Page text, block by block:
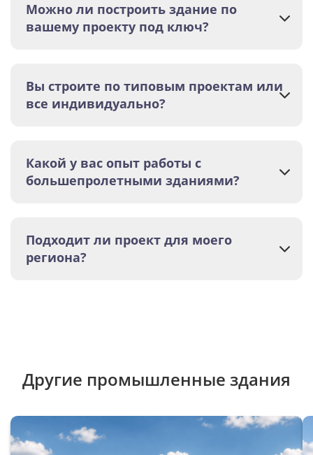
Можно ли построить здание по
вашему проекту под ключ?
Вы строите по типовым проектам или
все индивидуально?
Какой у вас опыт работы с
большепролетными зданиями?
Подходит ли проект для моего
региона?
Другие промышленные здания